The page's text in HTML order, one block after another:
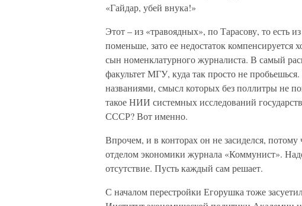
«Гайдар, убей внука!»
Этот – из «травоядных», по Тарасову, то есть
поменьше, зато ее недостаток
сын номенклатурного журналиста. В самый
факультет МГУ, куда так просто не
названиями, смысл которых без поллитры не
такое НИИ системных исследований
СССР? Вот именно.
Впрочем, и в конторах он не засиделся,
отделом экономики журнала «Коммунист».
отсутствие. Пусть каждый сам решает.
С началом перестройки Егорушка тоже